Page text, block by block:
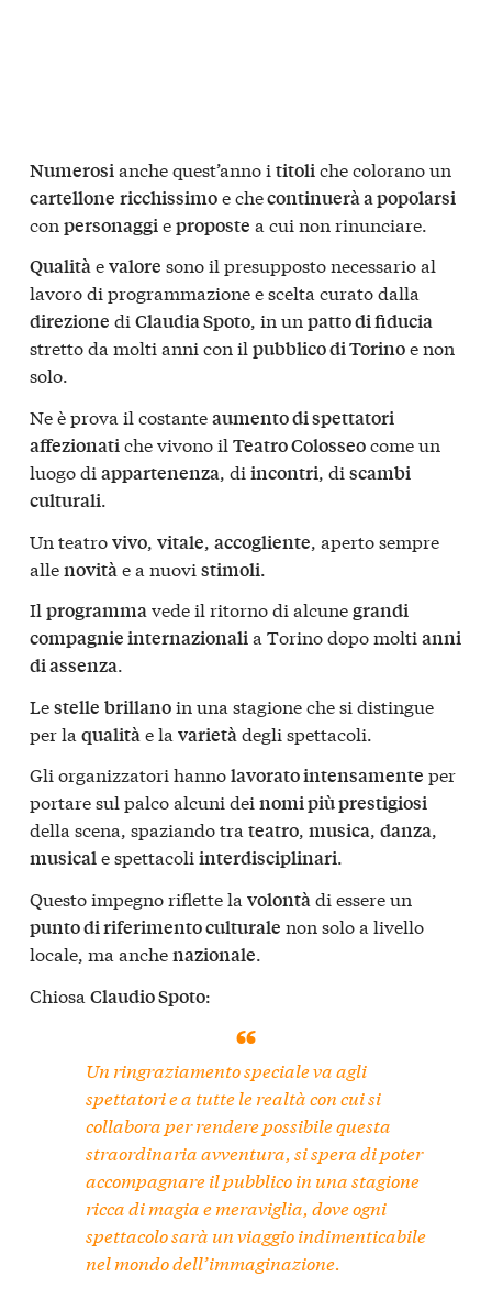
Numerosianche quest’anno i titoliche colorano un
cartellone ricchissimoe checontinuerà a popolarsi
con personaggieproposte a cui non rinunciare.
Qualitàevalore sono il presupposto necessario al
lavoro di programmazione e scelta curato dalla
direzione di Claudia Spoto, in un patto di fiducia
stretto da molti anni con il pubblico di Torinoe non
solo.
Ne è prova il costanteaumento di spettatori
affezionatiche vivono il Teatro Colosseocome un
luogo di appartenenza, di incontri, di scambi
culturali.
Un teatrovivo, vitale, accogliente, aperto sempre
allenovitàe a nuovi stimoli.
Il programmavede il ritorno di alcunegrandi
compagnie internazionalia Torino dopo molti anni
di assenza.
Lestelle brillanoin una stagione che si distingue
per la qualitàe la varietàdegli spettacoli.
Gli organizzatori hannolavorato intensamente per
portare sul palco alcuni dei nomi più prestigiosi
della scena, spaziando tra teatro, musica, danza,
musicale spettacoli interdisciplinari.
Questo impegno riflette la volontàdi essere un
punto di riferimento culturale non solo a livello
locale, ma anchenazionale.
Chiosa Claudio Spoto:
Un ringraziamento speciale va agli
spettatori e a tutte le realtà con cui si
collabora per rendere possibile questa
straordinaria avventura, si spera di poter
accompagnare il pubblico in una stagione
ricca di magia e meraviglia, dove ogni
spettacolo sarà un viaggio indimenticabile
nel mondo dell’immaginazione.